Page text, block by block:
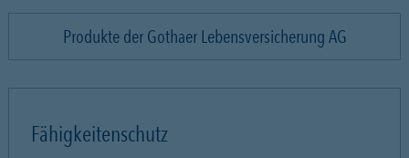
Produkte der Gothaer Lebensversicherung AG
Fähigkeitenschutz